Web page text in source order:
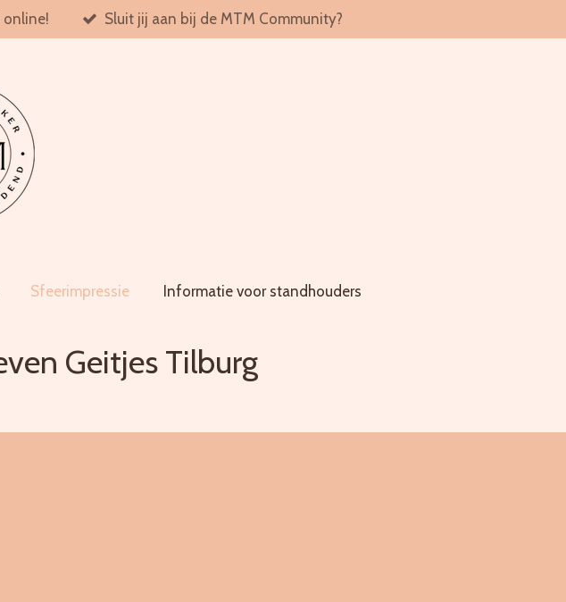
online! Sluit jij aan bij de MTM Community?
Sfeerimpressie Informatie voor standhouders
Geitjes Tilburg